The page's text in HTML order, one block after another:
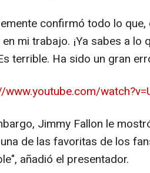
confirmó todo lo
en mi trabajo. ¡Ya sabes a
terrible. Ha sido un gran
www.youtube.com/
Jimmy Fallon le
de las favoritas de los
añadió el presentador.